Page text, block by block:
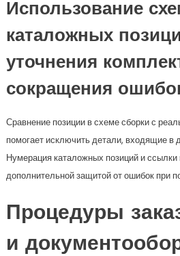
Использование
каталожных
уточнения
сокращения
Сравнение позиции в схеме сборки с
помогает исключить детали, входящие в
Нумерация каталожных позиций и
дополнительной защитой от ошибок при
Процедуры
и